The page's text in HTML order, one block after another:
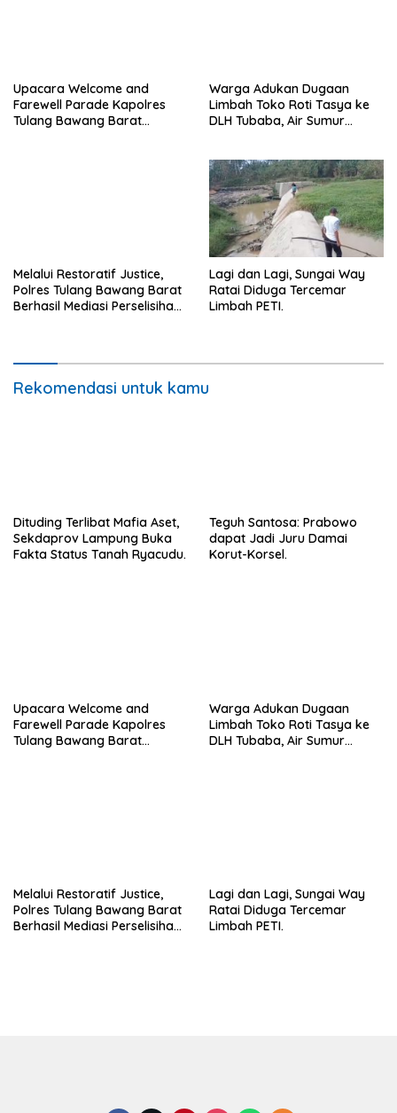
Upacara Welcome and
Farewell Parade Kapolres
Tulang Bawang Barat
Warga Adukan Dugaan
Limbah Toko Roti Tasya ke
DLH Tubaba, Air Sumur
Melalui Restoratif Justice,
Polres Tulang Bawang Barat
Berhasil Mediasi Perselisihan
Lagi dan Lagi, Sungai Way
Ratai Diduga Tercemar
Limbah PETI.
Rekomendasi untuk kamu
Dituding Terlibat Mafia Aset,
Sekdaprov Lampung Buka
Fakta Status Tanah Ryacudu.
Teguh Santosa: Prabowo
dapat Jadi Juru Damai
Korut-Korsel.
Upacara Welcome and
Farewell Parade Kapolres
Tulang Bawang Barat
Warga Adukan Dugaan
Limbah Toko Roti Tasya ke
DLH Tubaba, Air Sumur
Melalui Restoratif Justice,
Polres Tulang Bawang Barat
Berhasil Mediasi Perselisihan
Lagi dan Lagi, Sungai Way
Ratai Diduga Tercemar
Limbah PETI.